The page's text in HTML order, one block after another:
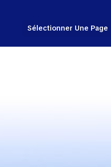
Sélectionner Une Page